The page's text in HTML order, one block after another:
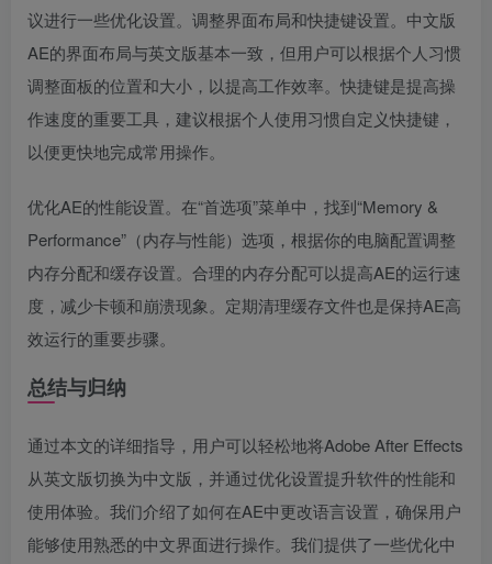
议进行一些优化设置。调整界面布局和快捷键设置。中文版
AE的界面布局与英文版基本一致，但用户可以根据个人习惯
调整面板的位置和大小，以提高工作效率。快捷键是提高操
作速度的重要工具，建议根据个人使用习惯自定义快捷键，
以便更快地完成常用操作。
优化AE的性能设置。在“首选项”菜单中，找到“Memory &
Performance”（内存与性能）选项，根据你的电脑配置调整
内存分配和缓存设置。合理的内存分配可以提高AE的运行速
度，减少卡顿和崩溃现象。定期清理缓存文件也是保持AE高
效运行的重要步骤。
总结与归纳
通过本文的详细指导，用户可以轻松地将Adobe After Effects
从英文版切换为中文版，并通过优化设置提升软件的性能和
使用体验。我们介绍了如何在AE中更改语言设置，确保用户
能够使用熟悉的中文界面进行操作。我们提供了一些优化中